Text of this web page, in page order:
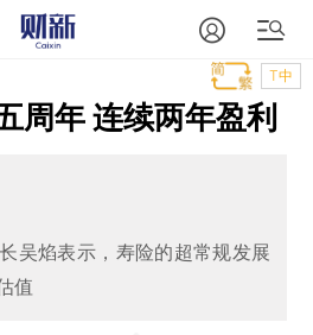
T中
周年 连续两年盈利
吴焰表示，寿险的超常规发展
值